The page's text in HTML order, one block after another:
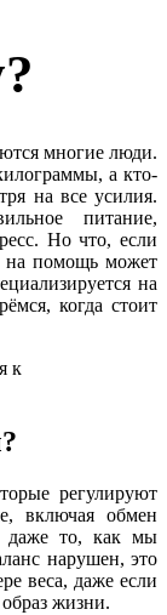
многие люди.
а кто-
на все усилия.
питание,
Но что, если
на помощь может
на
когда стоит
регулируют
включая обмен
даже то, как мы
нарушен, это
веса, даже если
жизни.